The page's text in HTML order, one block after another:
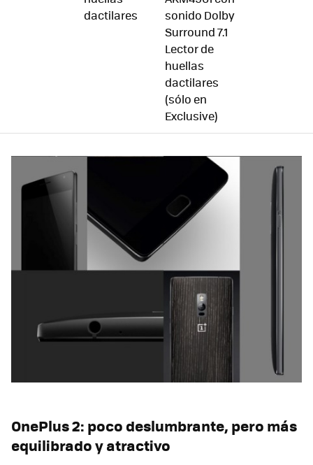
dactilares
sonido Dolby
Surround 7.1
Lector de
huellas
dactilares
(sólo en
Exclusive)
OnePlus 2: poco deslumbrante, pero más
equilibrado y atractivo